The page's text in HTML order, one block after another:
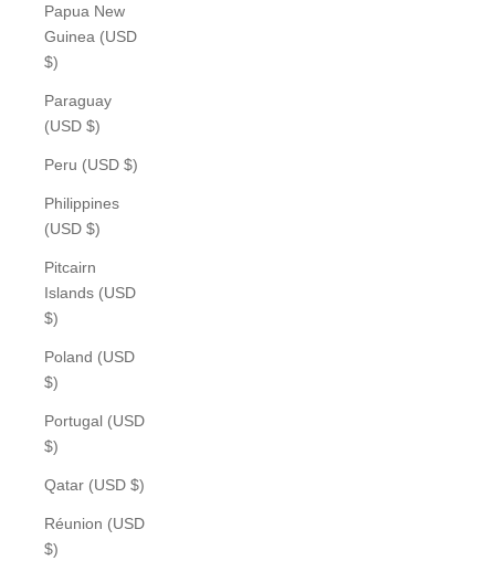
Papua New
Guinea (USD
$)
Paraguay
(USD $)
Peru (USD $)
Philippines
(USD $)
Pitcairn
Islands (USD
$)
Poland (USD
$)
Portugal (USD
$)
Qatar (USD $)
Réunion (USD
$)